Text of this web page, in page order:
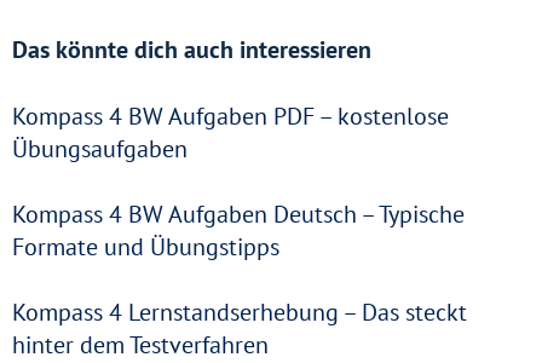
Das könnte dich auch interessieren
Kompass 4 BW Aufgaben PDF – kostenlose
Übungsaufgaben
Kompass 4 BW Aufgaben Deutsch – Typische
Formate und Übungstipps
Kompass 4 Lernstandserhebung – Das steckt
hinter dem Testverfahren